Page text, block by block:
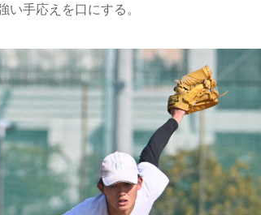
手応えを口にする。